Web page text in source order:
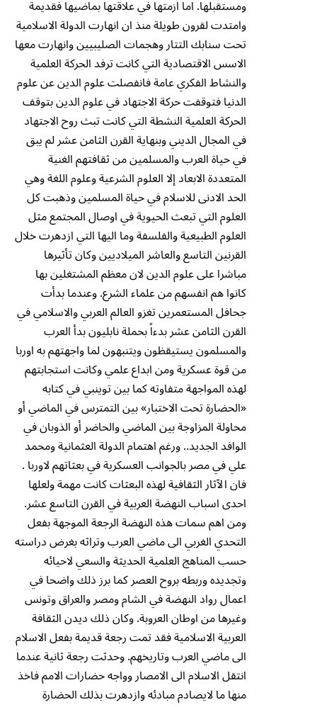
ومستقبلها. اما ازمتها في علاقتها بماضيها فقديمة
وامتدت لقرون طويلة منذ ان انهارت الدولة الاسلامية
تحت سنابك التتار وهجمات الصليبيين وانهارت معها
الاسس الاقتصادية التي كانت ترفد الحركة العلمية
والنشاط الفكري عامة فانفصلت علوم الدين عن علوم
الدنيا فتوقفت حركة الاجتهاد في علوم الدين بتوقف
الحركة العلمية النشطة التي كانت تبث روح الاجتهاد
في المجال الديني وبنهاية القرن الثامن عشر لم يبق
في حياة العرب والمسلمين من ثقافتهم الغنية
المتعددة الابعاد إلا العلوم الشرعية وعلوم اللغة وهي
الحد الادنى للاسلام في حياة المسلمين وذهبت كل
العلوم التي تبعث الحيوية في اوصال المجتمع مثل
العلوم الطبيعية والفلسفة وما اليها التي ازدهرت خلال
القرنين التاسع والعاشر الميلاديين وكان تأثيرها
مباشرا على علوم الدين لان معظم المشتغلين بها
كانوا هم انفسهم من علماء الشرع. وعندما بدأت
جحافل المستعمرين تغزو العالم العربي والاسلامي في
القرن الثامن عشر بدءاً بحملة نابليون بدأ العرب
والمسلمون يستيقظون ويتنبهون لما واجهتهم به اوربا
من قوة عسكرية ومن ابداع علمي وكانت استجابتهم
لهذه المواجهة متفاوته كما بين توينبي في كتابه
«الحضارة تحت الاختبار» بين التمترس في الماضي أو
محاولة المزاوجة بين الماضي والحاضر أو الذوبان في
الوافد الجديد.. ورغم اهتمام الدولة العثمانية ومحمد
علي في مصر بالجوانب العسكرية في بعثاتهم لاوربا .
فان الآثار الثقافية لهذه البعثات كانت مهمة ولعلها
احدى اسباب النهضة العربية في القرن التاسع عشر.
ومن اهم سمات هذه النهضة الرجعة الموجهة بفعل
التحدي الغربي الى ماضي العرب وتراثه بغرض دراسته
حسب المناهج العلمية الحديثة والسعي لاحيائه
وتجديده وربطه بروح العصر كما برز ذلك واضحا في
اعمال رواد النهضة في الشام ومصر والعراق وتونس
وغيرها من اوطان العروبة. وكان ذلك ديدن الثقافة
العربية الاسلامية فقد تمت رجعة قديمة بفعل الاسلام
الى ماضي العرب وتاريخهم. وحدثت رجعة ثانية عندما
انتقل الاسلام الى الامصار وواجه حضارات الامم فاخذ
منها ما لايصادم مبادئه وازدهرت بذلك الحضارة